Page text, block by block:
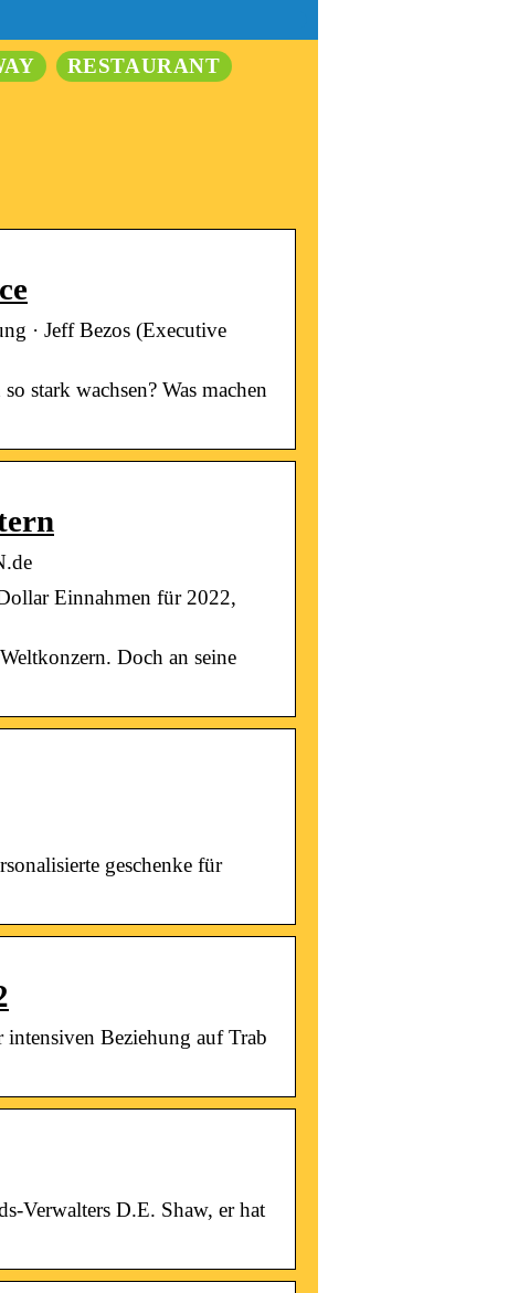
RESTAURANT
· Jeff Bezos (Executive
stark wachsen? Was machen
Einnahmen für 2022,
Doch an seine
geschenke für
Beziehung auf Trab
Verwalters D.E. Shaw, er hat